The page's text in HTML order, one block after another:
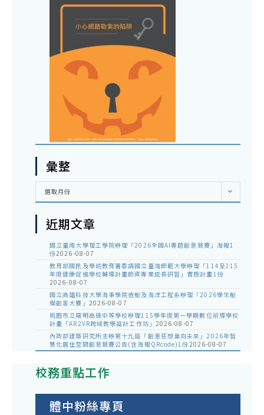
彙整
彙
選取月份
近期文章
國立臺南大學理工學院辦理「2026全國AI專題創意競賽」海報1
份2026-08-07
教育部國民及學前教育署委請國立臺灣師範大學辦理「114至115
年度健康促進學校輔導計畫師資專業成長研習」實施計畫1份
2026-08-07
國立高雄科技大學海事學院造船及海洋工程系辦理「2026學生船
模創客大賽」 2026-08-07
桃園市立陽明高級中等學校辦理115學年度第一學期數位前導學校
計畫「AR2VR跨域教學設計工作坊」 2026-08-07
內政部建築研究所主辦第十九屆「創意狂想巢向未來」2026年智
慧化居住空間創意競賽公告(含海報QRcode)1份2026-08-07
校務重點工作
體中粉絲專頁